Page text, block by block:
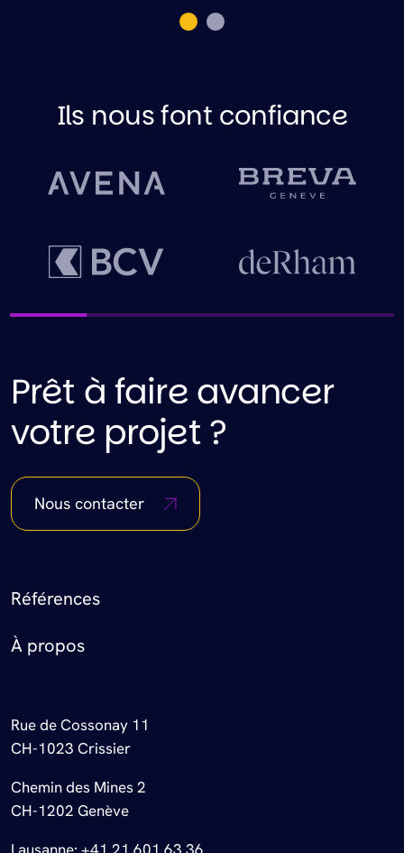
Ils nous font confiance
Prêt à faire avancer
votre projet ?
Nous contacter
Références
À propos
Rue de Cossonay 11
CH-1023 Crissier
Chemin des Mines 2
CH-1202 Genève